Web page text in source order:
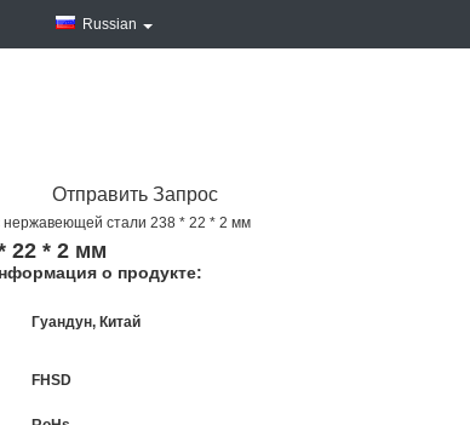
Russian
Отправить Запрос
нержавеющей стали 238 * 22 * 2 мм
22 * 2 мм
о продукте:
Гуандун, Китай
FHSD